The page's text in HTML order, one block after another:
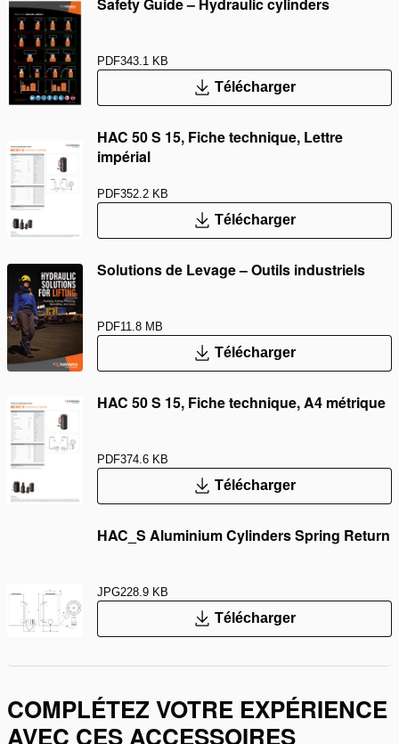
PDF343.1 KB
Télécharger
HAC 50 S 15, Fiche technique, Lettre
impérial
PDF352.2 KB
Télécharger
Solutions de Levage – Outils industriels
PDF11.8 MB
Télécharger
HAC 50 S 15, Fiche technique, A4 métrique
PDF374.6 KB
Télécharger
HAC_S Aluminium Cylinders Spring Return
JPG228.9 KB
Télécharger
COMPLÉTEZ VOTRE EXPÉRIENCE
AVEC CES ACCESSOIRES